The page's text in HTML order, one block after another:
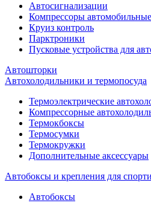
Автосигнализации
Компрессоры автомобильные
Круиз контроль
Парктроники
Пусковые устройства для
Автошторки
Автохолодильники и термопосуда
Термоэлектрические
Компрессорные
Термокбоксы
Термосумки
Термокружки
Дополнительные аксессуары
Автобоксы и крепления для
Автобоксы